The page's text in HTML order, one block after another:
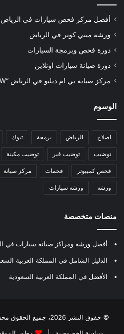
أفضل مركز فحص سيارات في الرياض
ورشة ميني كوبر في الرياض
دورة فحص وبرمجة السيارات
دورة صيانة سيارات اونلاين
مركز صيانة بي ام دبليو في الرياض “BMW”
الوسوم
اصلاح الرياض برمجة تبوك
توضيب توضيب قير توضيب مكينة
فحص كمبيوتر فحمات مركز صيانة
ورشة ورشة سيارات
منصات متخصصة
أفضل ورشة ومراكز صيانة سيارات في
الدليل الشامل في المملكة العربية
الأفضل في المملكة العربية السعودية
© حقوق النشر 2026، جميع الحقوق محفوظة لـ